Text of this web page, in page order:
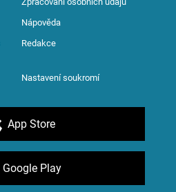
Nápověda
Redakce
Nastavení soukromí
App Store
Google Play